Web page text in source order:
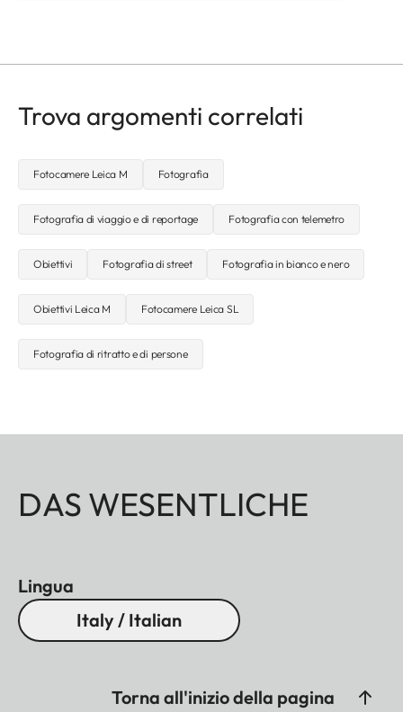
Trova argomenti correlati
Fotocamere Leica M Fotografia
Fotografia di viaggio e di reportage Fotografia con telemetro
Obiettivi Fotografia di street Fotografia in bianco e nero
Obiettivi Leica M Fotocamere Leica SL
Fotografia di ritratto e di persone
DAS WESENTLICHE
Lingua
Italy / Italian
Torna all'inizio della pagina